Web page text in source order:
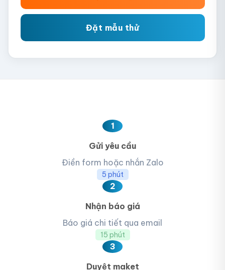
Đặt mẫu thử
1
Gửi yêu cầu
Điền form hoặc nhắn Zalo
5 phút
2
Nhận báo giá
Báo giá chi tiết qua email
15 phút
3
Duyệt maket